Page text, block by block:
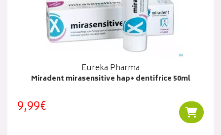
Eureka Pharma
Miradent mirasensitive hap+ dentifrice 50ml
9,99€